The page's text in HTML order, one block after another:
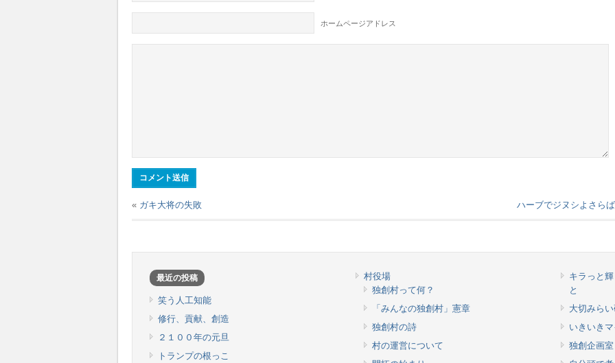
ホームページアドレス
« ガキ大将の失敗 ハーブでジヌシよさらば
最近の投稿
笑う人工知能
修行、貢献、創造
２１００年の元旦
トランプの根っこ
村役場
独創村って何？
「みんなの独創村」憲章
独創村の詩
村の運営について
キラっと
と
大切みら
いきいき
独創企画室